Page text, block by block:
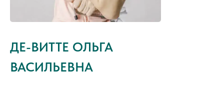
ДЕ-ВИТТЕ ОЛЬГА
ВАСИЛЬЕВНА